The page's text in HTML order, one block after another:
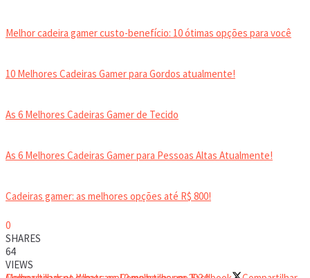
Melhor cadeira gamer custo-benefício: 10 ótimas opções para você
10 Melhores Cadeiras Gamer para Gordos atualmente!
As 6 Melhores Cadeiras Gamer de Tecido
As 6 Melhores Cadeiras Gamer para Pessoas Altas Atualmente!
Cadeiras gamer: as melhores opções até R$ 800!
HEADSET
0
SHARES
64
VIEWS